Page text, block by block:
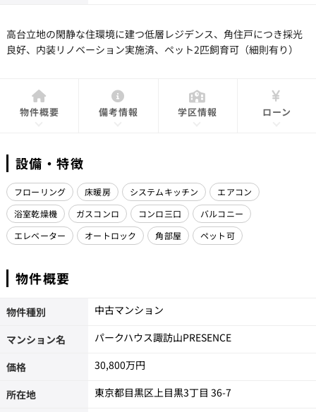
高台立地の閑静な住環境に建つ低層レジデンス、角住戸につき採光
良好、内装リノベーション実施済、ペット2匹飼育可（細則有り）
物件概要 備考情報 学区情報 ローン
設備・特徴
フローリング 床暖房 システムキッチン
エアコン
浴室乾燥機
ガスコンロ コンロ三口
バルコニー
エレベーター
オートロック 角部屋 ペット可
物件概要
物件種別 中古マンション
マンション名 パークハウス諏訪山PRESENCE
価格 30,800万円
所在地 東京都目黒区上目黒3丁目 36-7